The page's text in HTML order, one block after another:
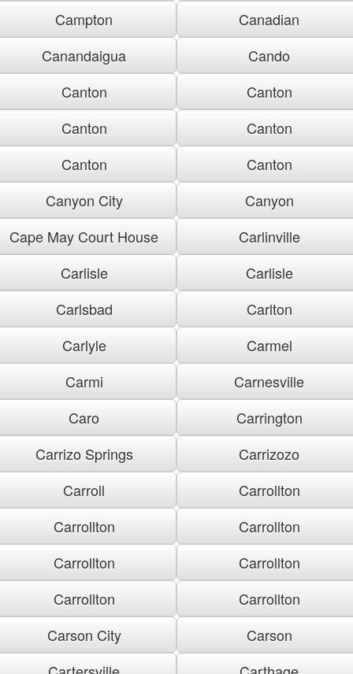
Campton
Canadian
Canandaigua
Cando
Canton
Canton
Canton
Canton
Canton
Canton
Canyon City
Canyon
Cape May Court House
Carlinville
Carlisle
Carlisle
Carlsbad
Carlton
Carlyle
Carmel
Carmi
Carnesville
Caro
Carrington
Carrizo Springs
Carrizozo
Carroll
Carrollton
Carrollton
Carrollton
Carrollton
Carrollton
Carrollton
Carrollton
Carson City
Carson